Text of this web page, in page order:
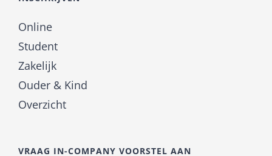
Online
Student
Zakelijk
Ouder & Kind
Overzicht
VRAAG IN-COMPANY VOORSTEL AAN